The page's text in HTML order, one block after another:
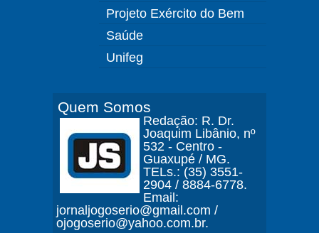
Projeto Exército do Bem
Saúde
Unifeg
Quem Somos
Redação: R. Dr.
Joaquim Libânio, nº
532 - Centro -
Guaxupé / MG.
TELs.: (35) 3551-
2904 / 8884-6778.
Email:
jornaljogoserio@gmail.com /
ojogoserio@yahoo.com.br.